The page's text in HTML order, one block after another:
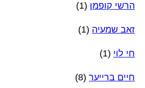
הרשי קופמן (1)
זאב שמעיה (1)
חי לוי (1)
חיים ברייער (8)